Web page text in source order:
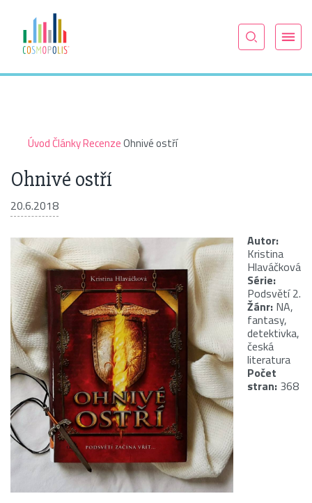
Úvod ČlánkyRecenzeOhnivé ostří
Ohnivé ostří
20.6.2018
Autor:
Kristina
Hlaváčková
Série:
Podsvětí 2.
Žánr: NA,
fantasy,
detektivka,
česká
literatura
Počet
stran: 368